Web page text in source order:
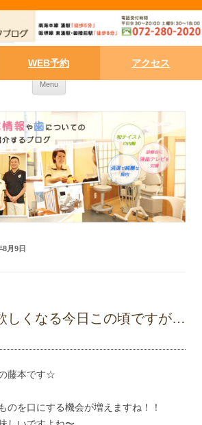
WEB予約 アクセス
Menu Skip to content
8月9日
しくなる今日この頃ですが…
藤本です☆
のを口にする機会が増えますね！！